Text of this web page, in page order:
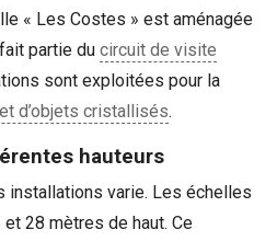
« Les Costes » est aménagée
partie du circuit de visite
sont exploitées pour la
d’objets cristallisés.
hauteurs
installations varie. Les échelles
28 mètres de haut. Ce